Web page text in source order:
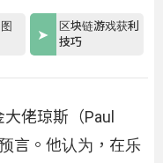
区块链游戏获利
技巧
佬琼斯（Paul
言。他认为，在乐